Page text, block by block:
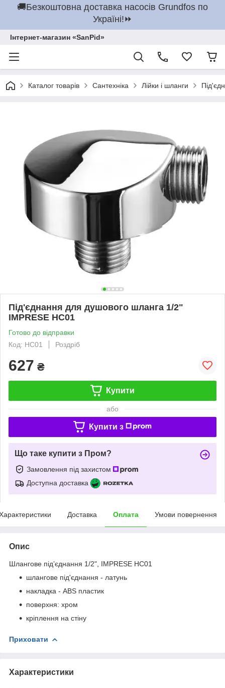
🚚Безкоштовна доставка насосів Grundfos по
Україні!⏩
Інтернет-магазин «SanPid»
Каталог товарів Сантехніка Лійки і шланги
Під'єднання для душового шланга 1/2"
IMPRESE HC01
Готово до відправки
Код: HC01
Роздріб
627 ₴
Купити
або
Купити з
Що таке купити з Пром?
Замовлення під захистом
Доступна доставка
Доставка Оплата Умови повернення
Опис
Шлангове під’єднання 1/2", IMPRESE HC01
шлангове під'єднання - латунь
накладка - ABS пластик
поверхня: хром
кріплення на стіну
Приховати
Характеристики